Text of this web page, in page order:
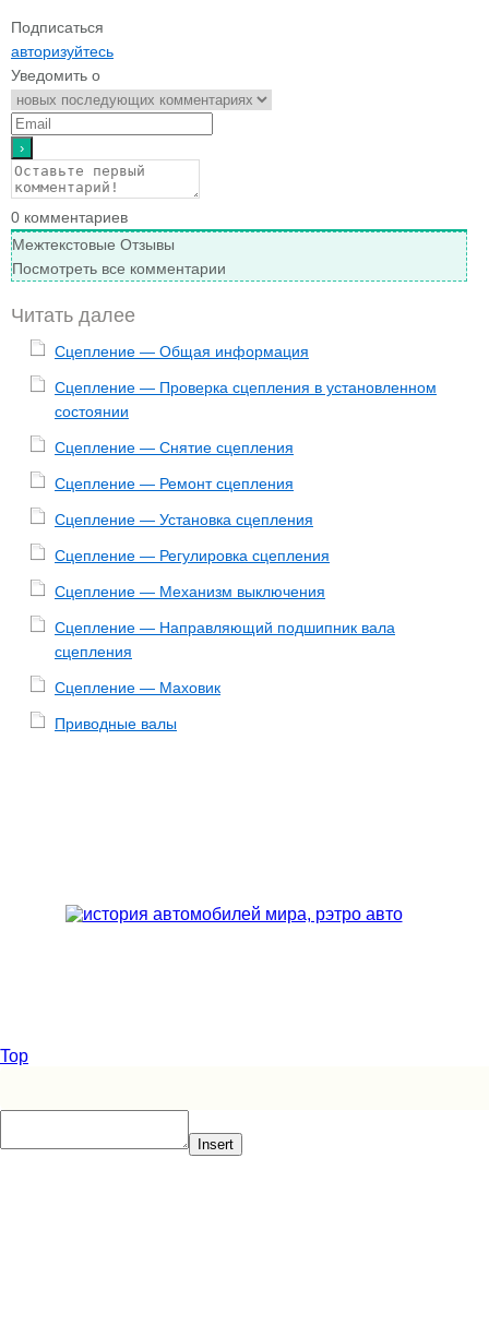
Подписаться
авторизуйтесь
Уведомить о
0 комментариев
Межтекстовые Отзывы
Посмотреть все комментарии
Читать далее
Сцепление — Общая информация
Сцепление — Проверка сцепления в установленном
состоянии
Сцепление — Снятие сцепления
Сцепление — Ремонт сцепления
Сцепление — Установка сцепления
Сцепление — Регулировка сцепления
Сцепление — Механизм выключения
Сцепление — Направляющий подшипник вала
сцепления
Сцепление — Маховик
Приводные валы
Top
Insert